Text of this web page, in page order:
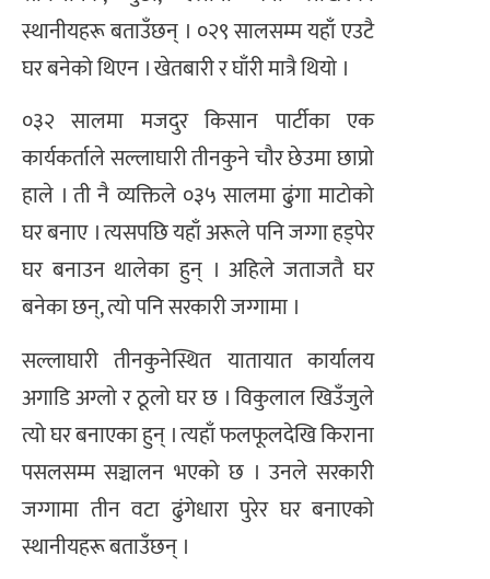
स्थानीयहरू बताउँछन् । ०२९ सालसम्म यहाँ एउटै
घर बनेको थिएन । खेतबारी र घाँरी मात्रै थियो ।
०३२ सालमा मजदुर किसान पार्टीका एक
कार्यकर्ताले सल्लाघारी तीनकुने चौर छेउमा छाप्रो
हाले । ती नै व्यक्तिले ०३५ सालमा ढुंगा माटोको
घर बनाए । त्यसपछि यहाँ अरूले पनि जग्गा हड्पेर
घर बनाउन थालेका हुन् । अहिले जताजतै घर
बनेका छन्, त्यो पनि सरकारी जग्गामा ।
सल्लाघारी तीनकुनेस्थित यातायात कार्यालय
अगाडि अग्लो र ठूलो घर छ । विकुलाल खिउँजुले
त्यो घर बनाएका हुन् । त्यहाँ फलफूलदेखि किराना
पसलसम्म सञ्चालन भएको छ । उनले सरकारी
जग्गामा तीन वटा ढुंगेधारा पुरेर घर बनाएको
स्थानीयहरू बताउँछन् ।